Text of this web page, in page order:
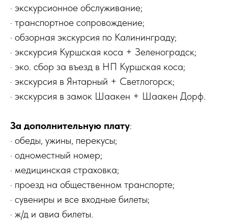
· экскурсионное обслуживание;
· транспортное сопровождение;
· обзорная экскурсия по Калининграду;
· экскурсия Куршская коса + Зеленоградск;
· эко. сбор за въезд в НП Куршская коса;
· экскурсия в Янтарный + Светлогорск;
· экскурсия в замок Шаакен + Шаакен Дорф.
За дополнительную плату:
· обеды, ужины, перекусы;
· одноместный номер;
· медицинская страховка;
· проезд на общественном транспорте;
· сувениры и все входные билеты;
· ж/д и авиа билеты.